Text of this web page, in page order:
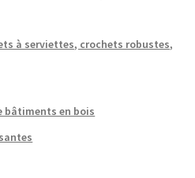
à serviettes, crochets robustes,
bâtiments en bois